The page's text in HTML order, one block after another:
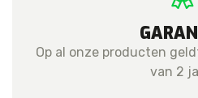
Op al onze producten
van 2